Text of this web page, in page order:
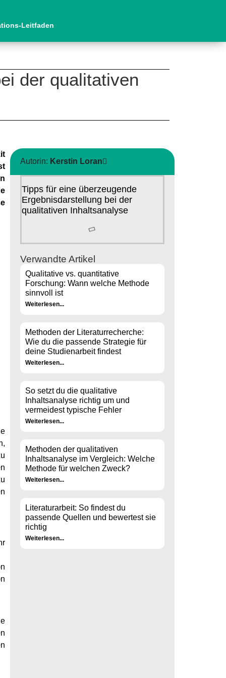
Leitfaden
der qualitativen
Autorin: Kerstin Loran
Tipps für eine überzeugende
Ergebnisdarstellung bei der
qualitativen Inhaltsanalyse
Verwandte Artikel
Qualitative vs. quantitative
Forschung: Wann welche Methode
sinnvoll ist
Weiterlesen...
Methoden der Literaturrecherche:
Wie du die passende Strategie für
deine Studienarbeit findest
Weiterlesen...
So setzt du die qualitative
Inhaltsanalyse richtig um und
vermeidest typische Fehler
Weiterlesen...
Methoden der qualitativen
Inhaltsanalyse im Vergleich: Welche
Methode für welchen Zweck?
Weiterlesen...
Literaturarbeit: So findest du
passende Quellen und bewertest sie
richtig
Weiterlesen...